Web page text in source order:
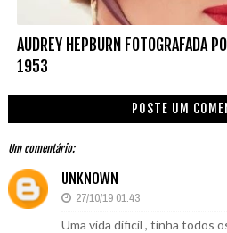
AUDREY HEPBURN FOTOGRAFADA
1953
POSTE UM
Um comentário:
UNKNOWN
27/10/19 01:43
Uma vida dificil , tinha todos